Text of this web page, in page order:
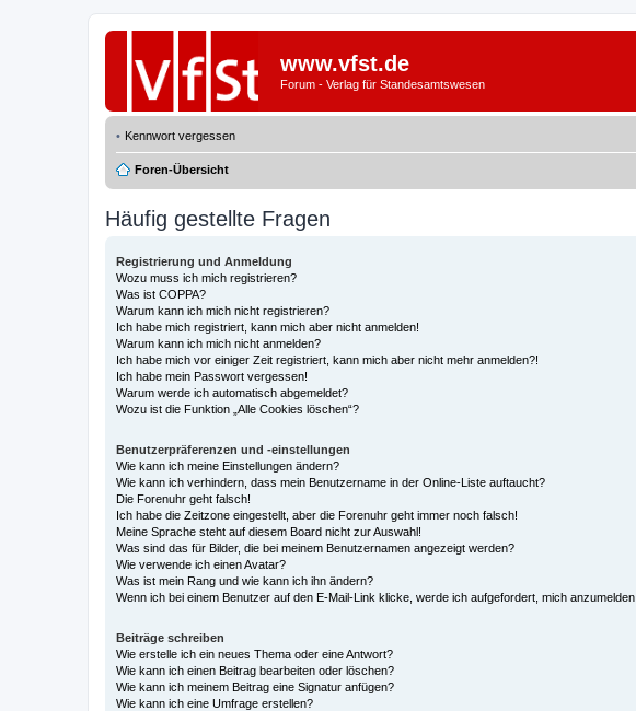
www.vfst.de
Forum - Verlag für Standesamtswesen
Kennwort vergessen
Foren-Übersicht
Häufig gestellte Fragen
Registrierung und Anmeldung
Wozu muss ich mich registrieren?
Was ist COPPA?
Warum kann ich mich nicht registrieren?
Ich habe mich registriert, kann mich aber nicht anmelden!
Warum kann ich mich nicht anmelden?
Ich habe mich vor einiger Zeit registriert, kann mich aber nicht mehr anmelden?!
Ich habe mein Passwort vergessen!
Warum werde ich automatisch abgemeldet?
Wozu ist die Funktion „Alle Cookies löschen“?
Benutzerpräferenzen und -einstellungen
Wie kann ich meine Einstellungen ändern?
Wie kann ich verhindern, dass mein Benutzername in der Online-Liste auftaucht?
Die Forenuhr geht falsch!
Ich habe die Zeitzone eingestellt, aber die Forenuhr geht immer noch falsch!
Meine Sprache steht auf diesem Board nicht zur Auswahl!
Was sind das für Bilder, die bei meinem Benutzernamen angezeigt werden?
Wie verwende ich einen Avatar?
Was ist mein Rang und wie kann ich ihn ändern?
Wenn ich bei einem Benutzer auf den E-Mail-Link klicke, werde ich aufgefordert, mich anzumelden.
Beiträge schreiben
Wie erstelle ich ein neues Thema oder eine Antwort?
Wie kann ich einen Beitrag bearbeiten oder löschen?
Wie kann ich meinem Beitrag eine Signatur anfügen?
Wie kann ich eine Umfrage erstellen?